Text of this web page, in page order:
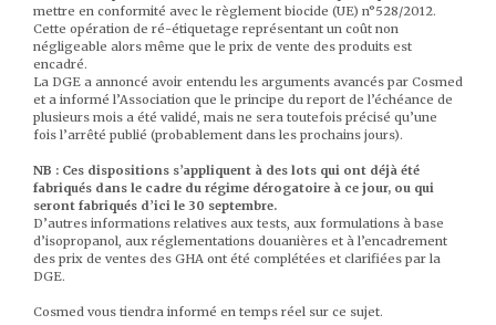
mettre en conformité avec le règlement biocide (UE) n°528/2012.
Cette opération de ré-étiquetage représentant un coût non
négligeable alors même que le prix de vente des produits est
encadré.
La DGE a annoncé avoir entendu les arguments avancés par Cosmed
et a informé l’Association que le principe du report de l’échéance de
plusieurs mois a été validé, mais ne sera toutefois précisé qu’une
fois l’arrêté publié (probablement dans les prochains jours).
NB : Ces dispositions s’appliquent à des lots qui ont déjà été
fabriqués dans le cadre du régime dérogatoire à ce jour, ou qui
seront fabriqués d’ici le 30 septembre.
D’autres informations relatives aux tests, aux formulations à base
d’isopropanol, aux réglementations douanières et à l’encadrement
des prix de ventes des GHA ont été complétées et clarifiées par la
DGE.
Cosmed vous tiendra informé en temps réel sur ce sujet.